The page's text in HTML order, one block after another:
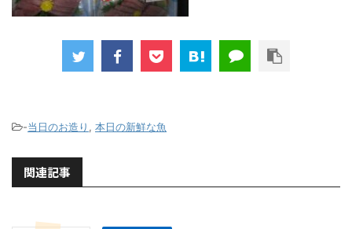
-当日のお造り , 本日の新鮮な魚
関連記事